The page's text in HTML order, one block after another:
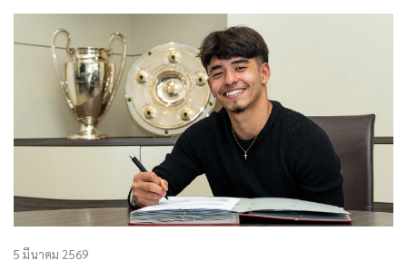
5 มีนาคม 2569